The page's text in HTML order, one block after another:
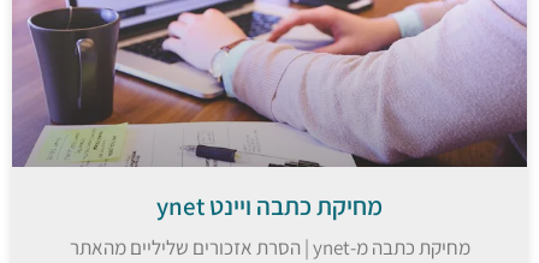
מחיקת כתבה ויינט ynet
מחיקת כתבה מ-ynet | הסרת אזכורים שליליים מהאתר